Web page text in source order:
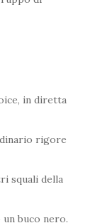
in diretta
rigore
squali della
buco nero.